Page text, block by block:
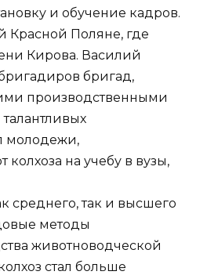
и обучение кадров.
Красной Поляне, где
Кирова. Василий
бригад,
производственными
молодежи,
колхоза на учебу в вузы,
среднего, так и высшего
методы
животноводческой
стал больше